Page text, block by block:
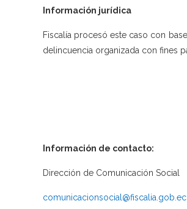
Información jurídica
Fiscalía procesó este caso con
delincuencia organizada con fines
Información de contacto:
Dirección de Comunicación Social
comunicacionsocial@fiscalia.gob.ec